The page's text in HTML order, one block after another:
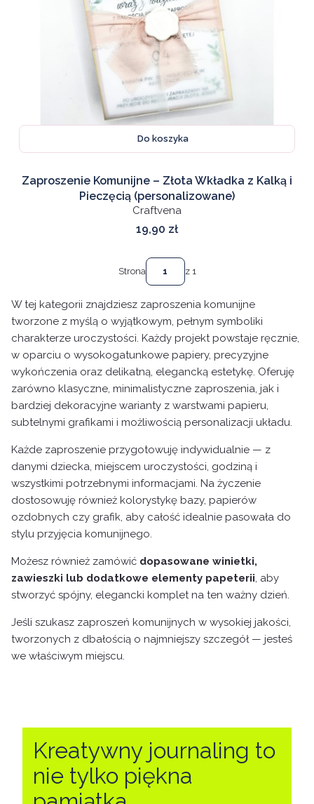
Do koszyka
Zaproszenie Komunijne – Złota Wkładka z Kalką i
Pieczęcią (personalizowane)
Craftvena
Cena
19,90 zł
Strona z 1
W tej kategorii znajdziesz zaproszenia komunijne
tworzone z myślą o wyjątkowym, pełnym symboliki
charakterze uroczystości. Każdy projekt powstaje ręcznie,
w oparciu o wysokogatunkowe papiery, precyzyjne
wykończenia oraz delikatną, elegancką estetykę. Oferuję
zarówno klasyczne, minimalistyczne zaproszenia, jak i
bardziej dekoracyjne warianty z warstwami papieru,
subtelnymi grafikami i możliwością personalizacji układu.
Każde zaproszenie przygotowuję indywidualnie — z
danymi dziecka, miejscem uroczystości, godziną i
wszystkimi potrzebnymi informacjami. Na życzenie
dostosowuję również kolorystykę bazy, papierów
ozdobnych czy grafik, aby całość idealnie pasowała do
stylu przyjęcia komunijnego.
Możesz również zamówić dopasowane winietki,
zawieszki lub dodatkowe elementy papeterii, aby
stworzyć spójny, elegancki komplet na ten ważny dzień.
Jeśli szukasz zaproszeń komunijnych w wysokiej jakości,
tworzonych z dbałością o najmniejszy szczegół — jesteś
we właściwym miejscu.
Kreatywny journaling to
nie tylko piękna